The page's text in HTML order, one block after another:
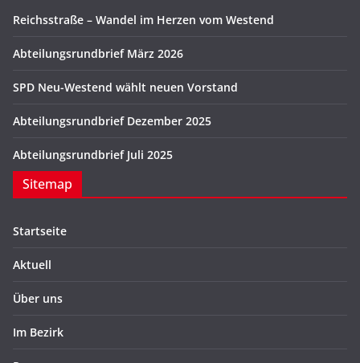
Reichsstraße – Wandel im Herzen vom Westend
Abteilungsrundbrief März 2026
SPD Neu-Westend wählt neuen Vorstand
Abteilungsrundbrief Dezember 2025
Abteilungsrundbrief Juli 2025
Sitemap
Startseite
Aktuell
Über uns
Im Bezirk